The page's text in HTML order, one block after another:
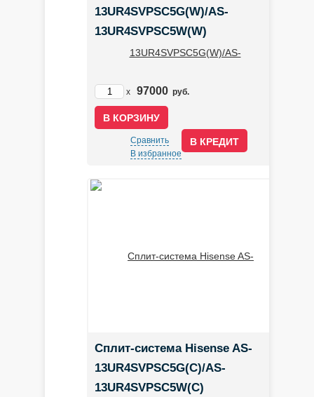
13UR4SVPSC5G(W)/AS-
13UR4SVPSC5W(W)
x 97000 руб.
В КРЕДИТ
Сравнить
В избранное
Сплит-система Hisense AS-
13UR4SVPSC5G(C)/AS-
13UR4SVPSC5W(C)